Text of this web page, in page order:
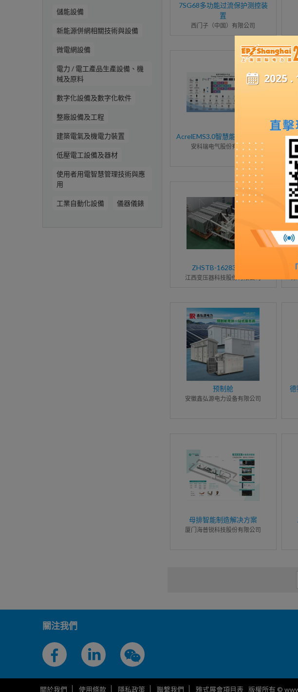
儲能設備
新能源併網相關技術與設備
微電網設備
電力 / 電工產品生產設備、機
械及原料
數字化設備及數字化軟件
整廠設備及工程
建築電氣及機電力裝置
低壓電工設備及器材
使用者用電智慧管理技術與應
用
工業自動化設備 儀器儀錶
7SG68多功能过流保护测控装
置
西门子（中国）有限公司
AcrelEMS3.0智慧能源管理平台
安科瑞电气股份有限公司
环
ZHSTB-162830/220
江西变压器科技股份有限公司
预制舱
安徽鑫弘源电力设备有限公司
德
母排智能制造解决方案
厦门海普锐科技股份有限公司
關注我們
關於我們 使用條款 隱私政策 聯繫我們 雅式展會項目表 版權所有 ©